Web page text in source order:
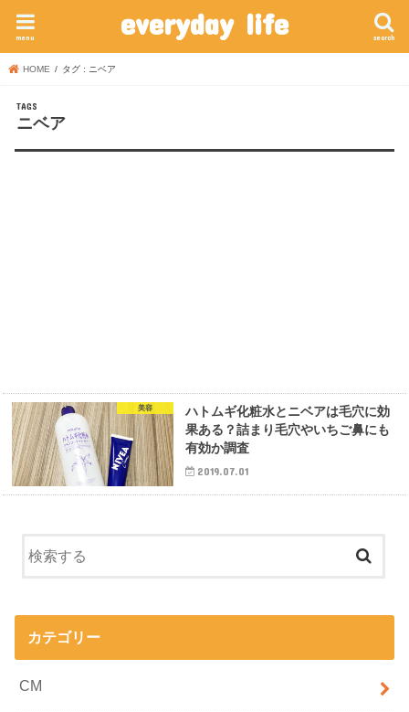
everyday life search
menu
HOME タグ : ニベア
ニベア
美容
ハトムギ化粧水とニベアは毛穴に効
果ある？詰まり毛穴やいちご鼻にも
有効か調査
2019.07.01
カテゴリー
CM